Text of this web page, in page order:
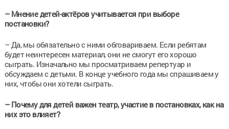
– Мнение детей-актёров учитывается при выборе
постановки?
– Да, мы обязательно с ними обговариваем. Если ребятам
будет неинтересен материал, они не смогут его хорошо
сыграть. Изначально мы просматриваем репертуар и
обсуждаем с детьми. В конце учебного года мы спрашиваем у
них, чтобы они хотели сыграть.
– Почему для детей важен театр, участие в постановках, как на
них это влияет?